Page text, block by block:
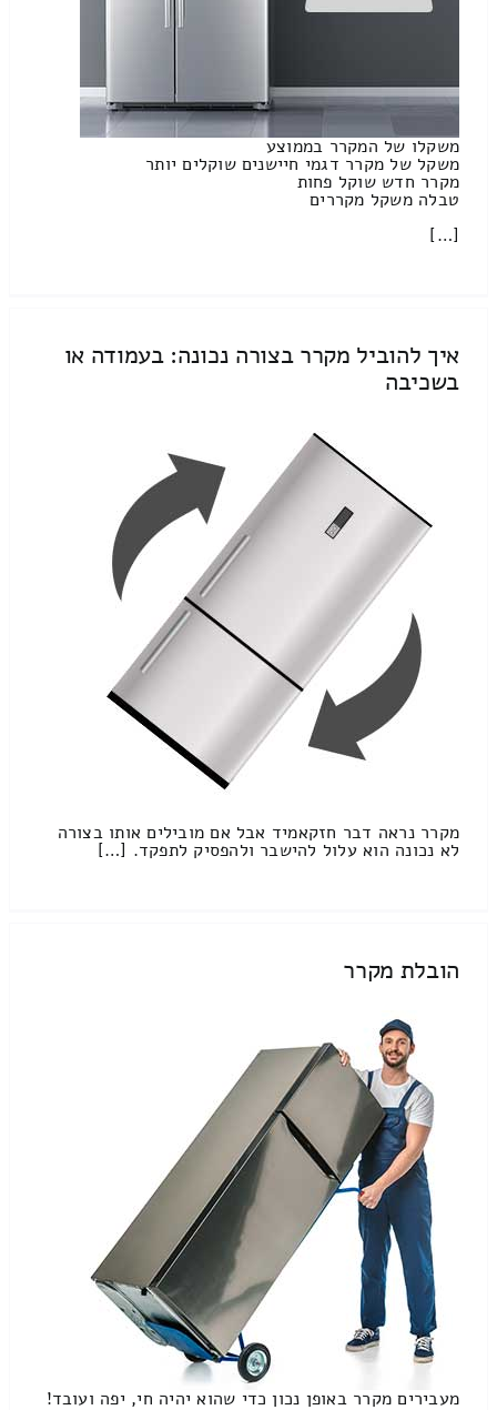
משקלו של המקרר בממוצע
משקל של מקרר דגמי חיישנים שוקלים יותר
מקרר חדש שוקל פחות
טבלה משקל מקררים
[…]
איך להוביל מקרר בצורה נכונה: בעמודה או
בשכיבה
מקרר נראה דבר חזקאמיד אבל אם מובילים אותו בצורה
לא נכונה הוא עלול להישבר ולהפסיק לתפקד. […]
הובלת מקרר
מעבירים מקרר באופן נכון כדי שהוא יהיה חי, יפה ועובד!